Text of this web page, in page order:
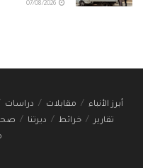
أبرز الأنباء مقابلات دراسات
تقارير
خرائط ديرتنا